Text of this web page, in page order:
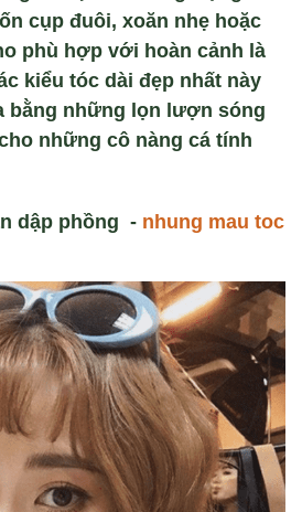
cụp đuôi, xoăn nhẹ hoặc
phù hợp với hoàn cảnh là
kiểu tóc dài đẹp nhất này
bằng những lọn lượn sóng
những cô nàng cá tính
dập phồng - nhung mau toc